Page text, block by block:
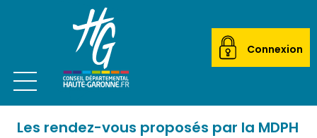
Connexion
Ouvrir le menu
Les rendez-vous proposés par la MDPH